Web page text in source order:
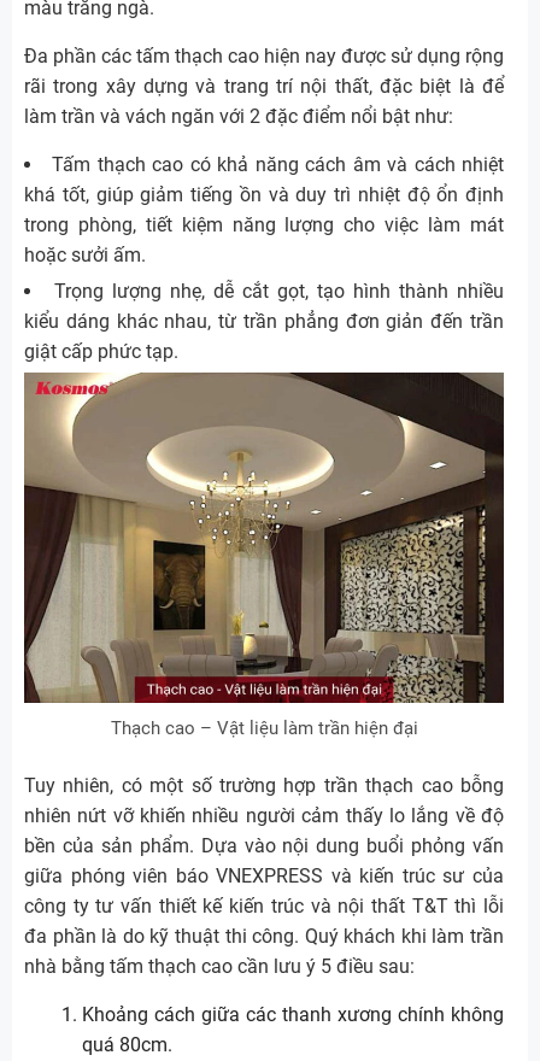
màu trắng ngà.
Đa phần các tấm thạch cao hiện nay được sử dụng rộng
rãi trong xây dựng và trang trí nội thất, đặc biệt là để
làm trần và vách ngăn với 2 đặc điểm nổi bật như:
Tấm thạch cao có khả năng cách âm và cách nhiệt
khá tốt, giúp giảm tiếng ồn và duy trì nhiệt độ ổn định
trong phòng, tiết kiệm năng lượng cho việc làm mát
hoặc sưởi ấm.
Trọng lượng nhẹ, dễ cắt gọt, tạo hình thành nhiều
kiểu dáng khác nhau, từ trần phẳng đơn giản đến trần
giật cấp phức tạp.
Thạch cao – Vật liệu làm trần hiện đại
Tuy nhiên, có một số trường hợp trần thạch cao bỗng
nhiên nứt vỡ khiến nhiều người cảm thấy lo lắng về độ
bền của sản phẩm. Dựa vào nội dung buổi phỏng vấn
giữa phóng viên báo VNEXPRESS và kiến trúc sư của
công ty tư vấn thiết kế kiến trúc và nội thất T&T thì lỗi
đa phần là do kỹ thuật thi công. Quý khách khi làm trần
nhà bằng tấm thạch cao cần lưu ý 5 điều sau:
Khoảng cách giữa các thanh xương chính không
quá 80cm.